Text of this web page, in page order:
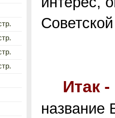
Итак -
название